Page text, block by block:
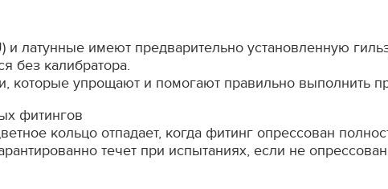
и латунные имеют предварительно установленную
без калибратора.
упрощают и помогают правильно выполнить
фитингов
кольцо отпадает, когда фитинг опрессован
течет при испытаниях, если не